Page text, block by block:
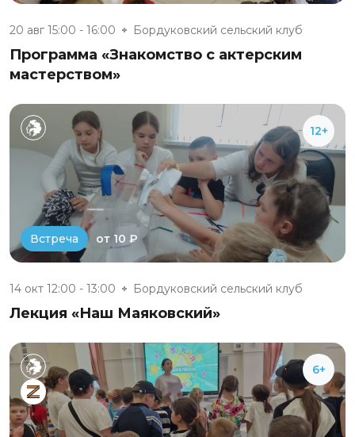
20 авг 15:00 - 16:00 Бордуковский сельский клуб
Программа «Знакомство с актерским
мастерством»
12+
Встреча от 10 ₽
14 окт 12:00 - 13:00 Бордуковский сельский клуб
Лекция «Наш Маяковский»
6+